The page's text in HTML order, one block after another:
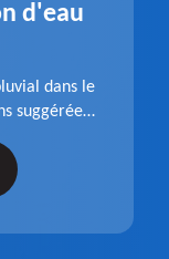
d'eau
dans le
suggérées
fonctionnel